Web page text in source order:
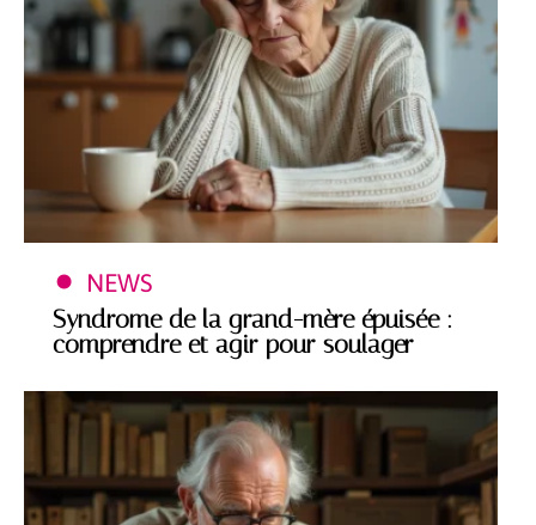
NEWS
Syndrome de la grand-mère épuisée :
comprendre et agir pour soulager